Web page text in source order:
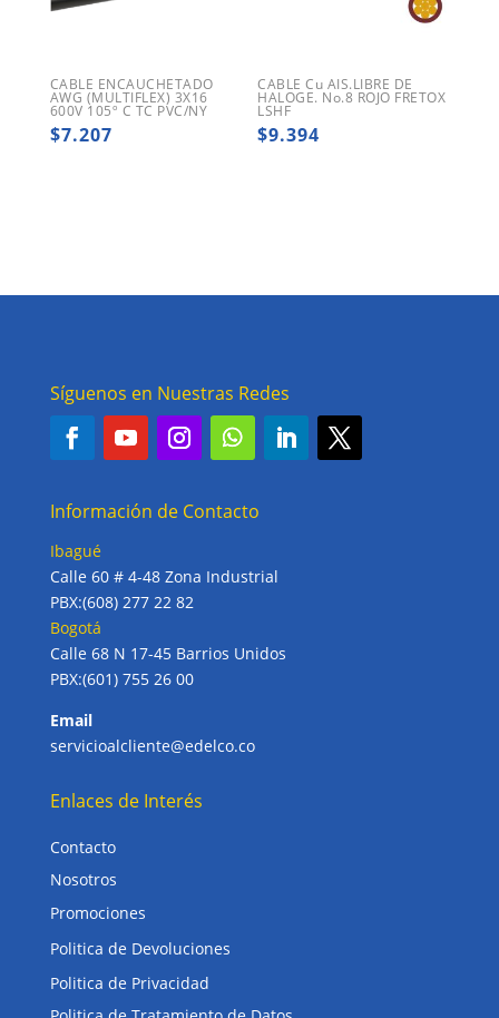
CABLE ENCAUCHETADO
AWG (MULTIFLEX) 3X16
600V 105º C TC PVC/NY
$7.207
CABLE Cu AIS.LIBRE DE
HALOGE. No.8 ROJO FRETOX
LSHF
$9.394
Síguenos en Nuestras Redes
Información de Contacto
Ibagué
Calle 60 # 4-48 Zona Industrial
PBX:(608) 277 22 82
Bogotá
Calle 68 N 17-45 Barrios Unidos
PBX:(601) 755 26 00
Email
servicioalcliente@edelco.co
Enlaces de Interés
Contacto
Nosotros
Promociones
Politica de Devoluciones
Politica de Privacidad